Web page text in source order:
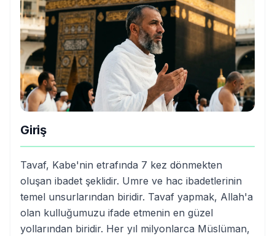
Giriş
Tavaf, Kabe'nin etrafında 7 kez dönmekten
oluşan ibadet şeklidir. Umre ve hac ibadetlerinin
temel unsurlarından biridir. Tavaf yapmak, Allah'a
olan kulluğumuzu ifade etmenin en güzel
yollarından biridir. Her yıl milyonlarca Müslüman,